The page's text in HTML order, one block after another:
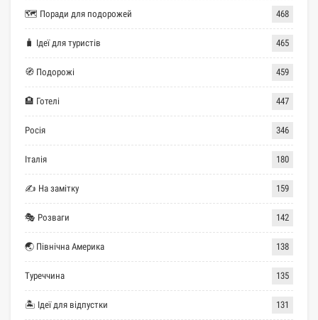
🗺 Поради для подорожей 468
🧳 Ідеї для туристів 465
🧭 Подорожі 459
🏨 Готелі 447
Росія 346
Італія 180
✍ На замітку 159
🎭 Розваги 142
🌏 Північна Америка 138
Туреччина 135
🏝 Ідеї для відпустки 131